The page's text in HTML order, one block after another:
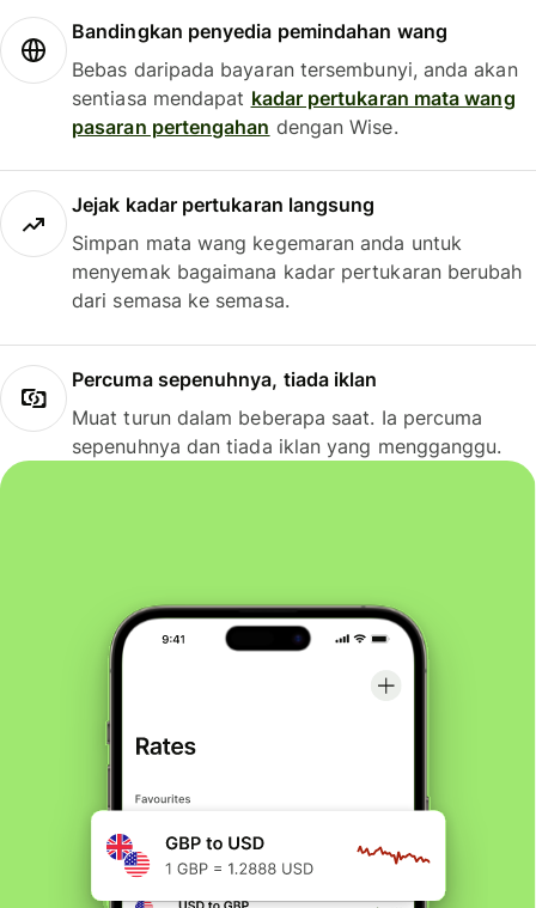
Bandingkan penyedia pemindahan wang
Bebas daripada bayaran tersembunyi, anda akan
sentiasa mendapat kadar pertukaran mata wang
pasaran pertengahan dengan Wise.
Jejak kadar pertukaran langsung
Simpan mata wang kegemaran anda untuk
menyemak bagaimana kadar pertukaran berubah
dari semasa ke semasa.
Percuma sepenuhnya, tiada iklan
Muat turun dalam beberapa saat. Ia percuma
sepenuhnya dan tiada iklan yang mengganggu.